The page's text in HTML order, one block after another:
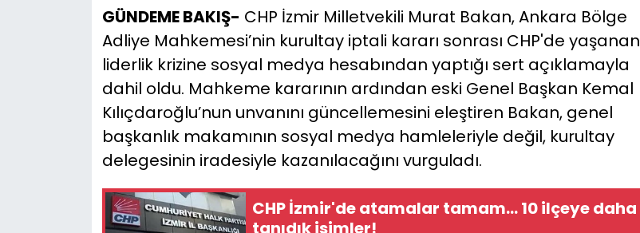
GÜNDEME BAKIŞ- CHP İzmir Milletvekili Murat Bakan, Ankara Bölge
Adliye Mahkemesi’nin kurultay iptali kararı sonrası CHP'de yaşanan
liderlik krizine sosyal medya hesabından yaptığı sert açıklamayla
dahil oldu. Mahkeme kararının ardından eski Genel Başkan Kemal
Kılıçdaroğlu’nun unvanını güncellemesini eleştiren Bakan, genel
başkanlık makamının sosyal medya hamleleriyle değil, kurultay
delegesinin iradesiyle kazanılacağını vurguladı.
CHP İzmir'de atamalar tamam... 10 ilçeye daha
tanıdık isimler!